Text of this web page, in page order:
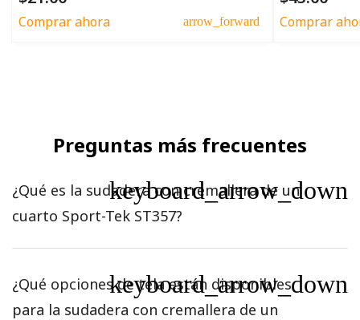
Comprar ahora arrow_forward Comprar
Preguntas más frecuentes
¿Qué es la sudadera con cremallera de un
cuarto Sport-Tek ST357?
keyboard_arrow_down
¿Qué opciones de tela están disponibles
para la sudadera con cremallera de un
keyboard_arrow_down